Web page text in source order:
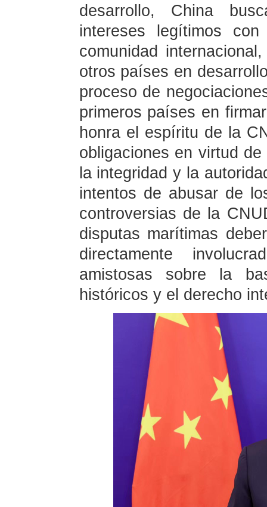
desarrollo, China
intereses legítimos
comunidad
otros países en
proceso de
primeros países en
honra el espíritu de la
obligaciones en virtud
la integridad y la
intentos de abusar de
controversias de la
disputas marítimas
directamente
amistosas sobre la
históricos y el derecho